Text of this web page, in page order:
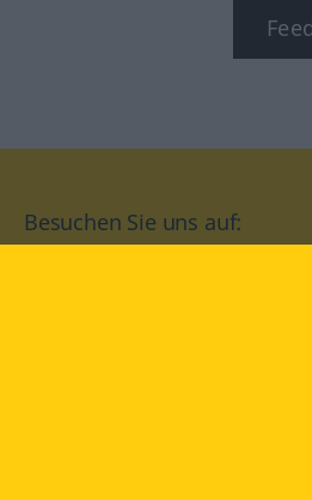
Besuchen Sie uns auf: